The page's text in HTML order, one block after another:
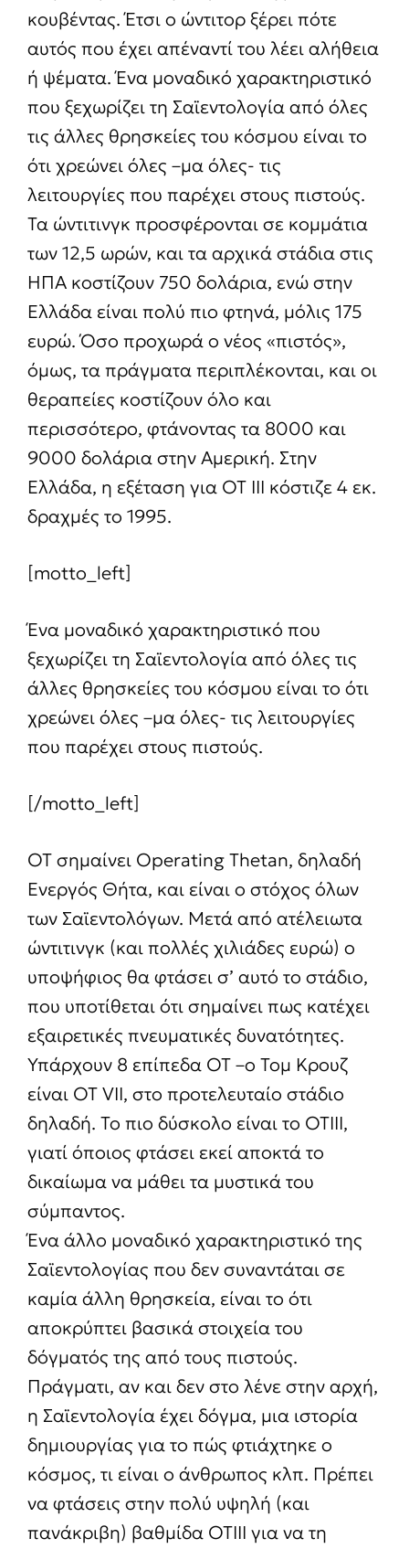
κουβέντας. Έτσι ο ώντιτορ ξέρει πότε
αυτός που έχει απέναντί του λέει αλήθεια
ή ψέματα. Ένα μοναδικό χαρακτηριστικό
που ξεχωρίζει τη Σαϊεντολογία από όλες
τις άλλες θρησκείες του κόσμου είναι το
ότι χρεώνει όλες –μα όλες- τις
λειτουργίες που παρέχει στους πιστούς.
Τα ώντιτινγκ προσφέρονται σε κομμάτια
των 12,5 ωρών, και τα αρχικά στάδια στις
ΗΠΑ κοστίζουν 750 δολάρια, ενώ στην
Ελλάδα είναι πολύ πιο φτηνά, μόλις 175
ευρώ. Όσο προχωρά ο νέος «πιστός»,
όμως, τα πράγματα περιπλέκονται, και οι
θεραπείες κοστίζουν όλο και
περισσότερο, φτάνοντας τα 8000 και
9000 δολάρια στην Αμερική. Στην
Ελλάδα, η εξέταση για ΟΤ ΙΙΙ κόστιζε 4 εκ.
δραχμές το 1995.
[motto_left]
Ένα μοναδικό χαρακτηριστικό που
ξεχωρίζει τη Σαϊεντολογία από όλες τις
άλλες θρησκείες του κόσμου είναι το ότι
χρεώνει όλες –μα όλες- τις λειτουργίες
που παρέχει στους πιστούς.
[/motto_left]
OT σημαίνει Operating Thetan, δηλαδή
Ενεργός Θήτα, και είναι ο στόχος όλων
των Σαϊεντολόγων. Μετά από ατέλειωτα
ώντιτινγκ (και πολλές χιλιάδες ευρώ) ο
υποψήφιος θα φτάσει σ’ αυτό το στάδιο,
που υποτίθεται ότι σημαίνει πως κατέχει
εξαιρετικές πνευματικές δυνατότητες.
Υπάρχουν 8 επίπεδα OT –ο Τομ Κρουζ
είναι ΟΤ VII, στο προτελευταίο στάδιο
δηλαδή. Το πιο δύσκολο είναι το OTIII,
γιατί όποιος φτάσει εκεί αποκτά το
δικαίωμα να μάθει τα μυστικά του
σύμπαντος.
Ένα άλλο μοναδικό χαρακτηριστικό της
Σαϊεντολογίας που δεν συναντάται σε
καμία άλλη θρησκεία, είναι το ότι
αποκρύπτει βασικά στοιχεία του
δόγματός της από τους πιστούς.
Πράγματι, αν και δεν στο λένε στην αρχή,
η Σαϊεντολογία έχει δόγμα, μια ιστορία
δημιουργίας για το πώς φτιάχτηκε ο
κόσμος, τι είναι ο άνθρωπος κλπ. Πρέπει
να φτάσεις στην πολύ υψηλή (και
πανάκριβη) βαθμίδα OTIII για να τη